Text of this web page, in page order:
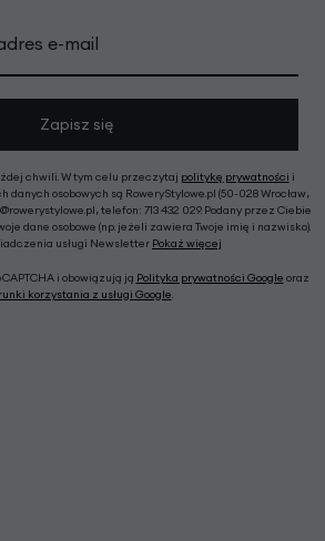
e-mail
Zapisz się
chwili. W tym celu przeczytaj politykę prywatności i
danych osobowych są RoweryStylowe.pl (50-028 Wrocław,
telefon: 713 432 029. Podany przez Ciebie
dane osobowe (np. jeżeli zawiera Twoje imię i nazwisko).
usługi Newsletter Pokaż więcej
i obowiązują ją Polityka prywatności Google oraz
korzystania z usługi Google.